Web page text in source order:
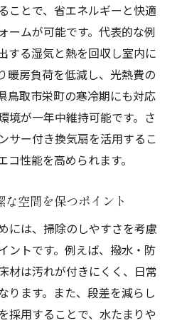
ことで、省エネルギーと快適
ームが可能です。代表的な例
する湿気と熱を回収し室内に
暖房負荷を低減し、光熱費の
鳥取市栄町の寒冷期にも対応
境が一年中維持可能です。さ
サー付き換気扇を活用するこ
性能を高められます。
空間を保つポイント
には、掃除のしやすさを考慮
ントです。例えば、撥水・防
材は汚れが付きにくく、日常
ります。また、段差を減らし
採用することで、水たまりや